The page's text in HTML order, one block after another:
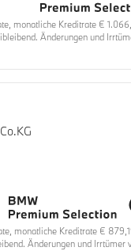
monatliche Kreditrate €
Änderungen und
monatliche Kreditrate €
Änderungen und Irrtümer